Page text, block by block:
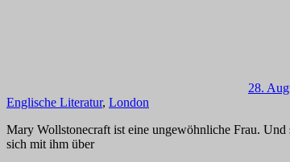
28.
Englische Literatur, London
Mary Wollstonecraft ist eine ungewöhnliche Frau.
sich mit ihm über